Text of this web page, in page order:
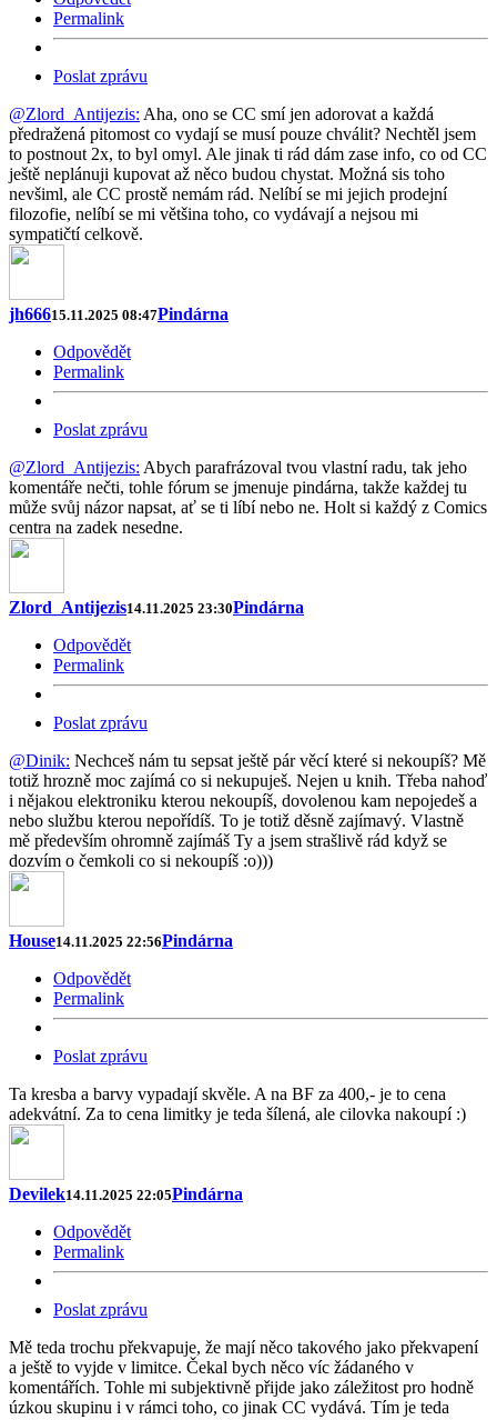
Permalink
Poslat zprávu
@Zlord_Antijezis: Aha, ono se CC smí jen adorovat a každá
předražená pitomost co vydají se musí pouze chválit? Nechtěl jsem
to postnout 2x, to byl omyl. Ale jinak ti rád dám zase info, co od CC
ještě neplánuji kupovat až něco budou chystat. Možná sis toho
nevšiml, ale CC prostě nemám rád. Nelíbí se mi jejich prodejní
filozofie, nelíbí se mi většina toho, co vydávají a nejsou mi
sympatičtí celkově.
jh66615.11.2025 08:47Pindárna
Odpovědět
Permalink
Poslat zprávu
@Zlord_Antijezis: Abych parafrázoval tvou vlastní radu, tak jeho
komentáře nečti, tohle fórum se jmenuje pindárna, takže každej tu
může svůj názor napsat, ať se ti líbí nebo ne. Holt si každý z Comics
centra na zadek nesedne.
Zlord_Antijezis14.11.2025 23:30Pindárna
Odpovědět
Permalink
Poslat zprávu
@Dinik: Nechceš nám tu sepsat ještě pár věcí které si nekoupíš? Mě
totiž hrozně moc zajímá co si nekupuješ. Nejen u knih. Třeba nahoď
i nějakou elektroniku kterou nekoupíš, dovolenou kam nepojedeš a
nebo službu kterou nepořídíš. To je totiž děsně zajímavý. Vlastně
mě především ohromně zajímáš Ty a jsem strašlivě rád když se
dozvím o čemkoli co si nekoupíš :o)))
House14.11.2025 22:56Pindárna
Odpovědět
Permalink
Poslat zprávu
Ta kresba a barvy vypadají skvěle. A na BF za 400,- je to cena
adekvátní. Za to cena limitky je teda šílená, ale cilovka nakoupí :)
Devilek14.11.2025 22:05Pindárna
Odpovědět
Permalink
Poslat zprávu
Mě teda trochu překvapuje, že mají něco takového jako překvapení
a ještě to vyjde v limitce. Čekal bych něco víc žádaného v
komentářích. Tohle mi subjektivně přijde jako záležitost pro hodně
úzkou skupinu i v rámci toho, co jinak CC vydává. Tím je teda